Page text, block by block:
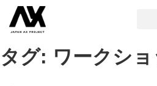
タグ: ワークシ